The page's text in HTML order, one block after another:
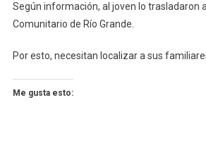
Según información, al joven lo trasladaron
Comunitario de Río Grande.
Por esto, necesitan localizar a sus
Me gusta esto: